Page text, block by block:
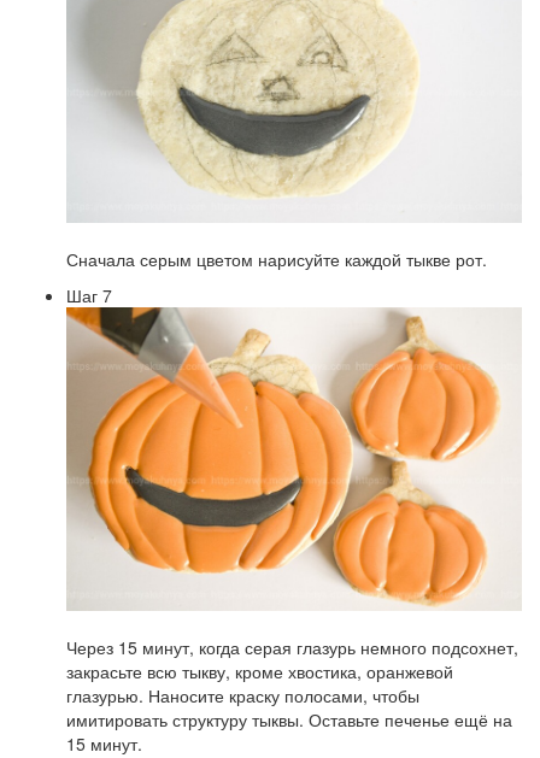
Сначала серым цветом нарисуйте каждой тыкве рот.
Шаг 7
Через 15 минут, когда серая глазурь немного подсохнет,
закрасьте всю тыкву, кроме хвостика, оранжевой
глазурью. Наносите краску полосами, чтобы
имитировать структуру тыквы. Оставьте печенье ещё на
15 минут.